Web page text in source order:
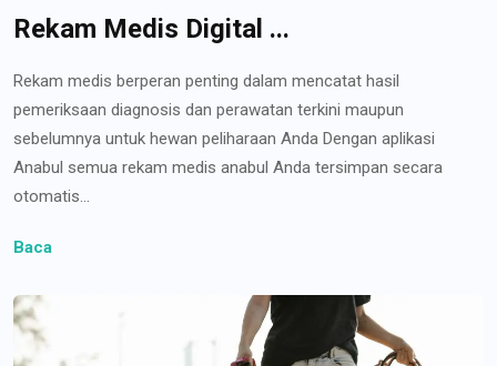
Rekam Medis Digital ...
Rekam medis berperan penting dalam mencatat hasil
pemeriksaan diagnosis dan perawatan terkini maupun
sebelumnya untuk hewan peliharaan Anda Dengan aplikasi
Anabul semua rekam medis anabul Anda tersimpan secara
otomatis...
Baca